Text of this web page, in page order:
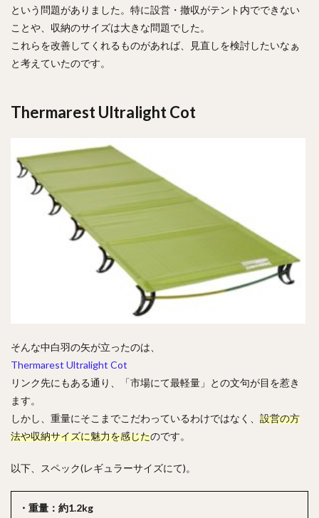
という問題がありました。特に設営・撤収がテント内でできない
ことや、収納のサイズは大きな問題でした。
これらを改善してくれるものがあれば、見直しを検討したいなぁ
と考えていたのです。
Thermarest Ultralight Cot
そんな中白羽の矢が立ったのは、
Thermarest Ultralight Cot
リンク先にもある通り、「市場にて最軽量」との文句が目を惹き
ます。
しかし、重量にそこまでこだわっているわけではなく、 設営の方
法や収納サイズに魅力を感じたのです。
以下、スペック(レギュラーサイズにて)。
・重量：約1.2kg